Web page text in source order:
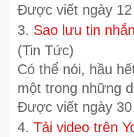
Được viết ngày
3. Sao lưu tin
(Tin Tức)
Có thể nói, hầu
một trong những
Được viết ngày
4. Tải video trên